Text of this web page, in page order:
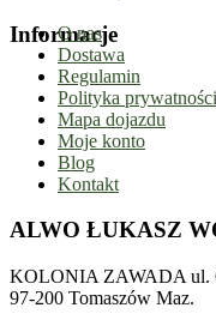
Informacje
O nas
Dostawa
Regulamin
Polityka prywatności
Mapa dojazdu
Moje konto
Blog
Kontakt
ALWO ŁUKASZ
KOLONIA ZAWADA ul.
97-200 Tomaszów Maz.